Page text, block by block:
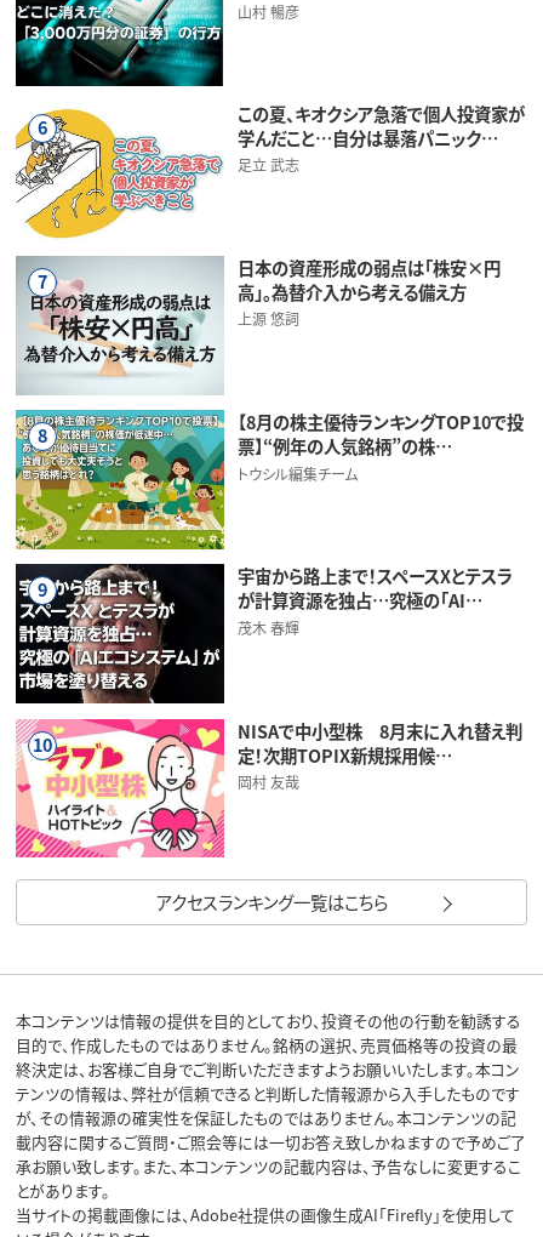
山村 暢彦
6
この夏、キオクシア急落で個人投資家が
学んだこと…自分は暴落パニック…
足立 武志
7
日本の資産形成の弱点は「株安×円
高」。為替介入から考える備え方
上源 悠詞
8
【8月の株主優待ランキングTOP10で投
票】“例年の人気銘柄”の株…
トウシル編集チーム
9
宇宙から路上まで！スペースXとテスラ
が計算資源を独占…究極の「AI…
茂木 春輝
10
NISAで中小型株 8月末に入れ替え判
定！次期TOPIX新規採用候…
岡村 友哉
アクセスランキング一覧はこちら
本コンテンツは情報の提供を目的としており、投資その他の行動を勧誘する
目的で、作成したものではありません。銘柄の選択、売買価格等の投資の最
終決定は、お客様ご自身でご判断いただきますようお願いいたします。本コン
テンツの情報は、弊社が信頼できると判断した情報源から入手したものです
が、その情報源の確実性を保証したものではありません。本コンテンツの記
載内容に関するご質問・ご照会等には一切お答え致しかねますので予めご了
承お願い致します。また、本コンテンツの記載内容は、予告なしに変更するこ
とがあります。
当サイトの掲載画像には、Adobe社提供の画像生成AI「Firefly」を使用して